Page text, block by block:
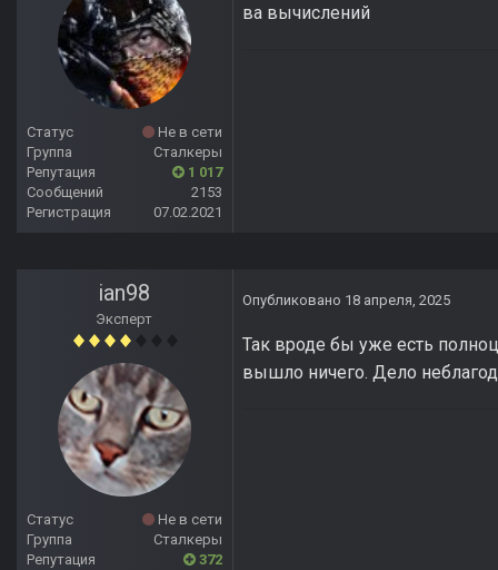
Статус
Не в сети
Группа
Сталкеры
Репутация
1 017
Сообщений
2153
Регистрация
07.02.2021
ва вычислений
ian98
Эксперт
Статус
Не в сети
Группа
Сталкеры
Репутация
372
Опубликовано 18 апреля, 2025
Так вроде бы уже есть
вышло ничего. Дело